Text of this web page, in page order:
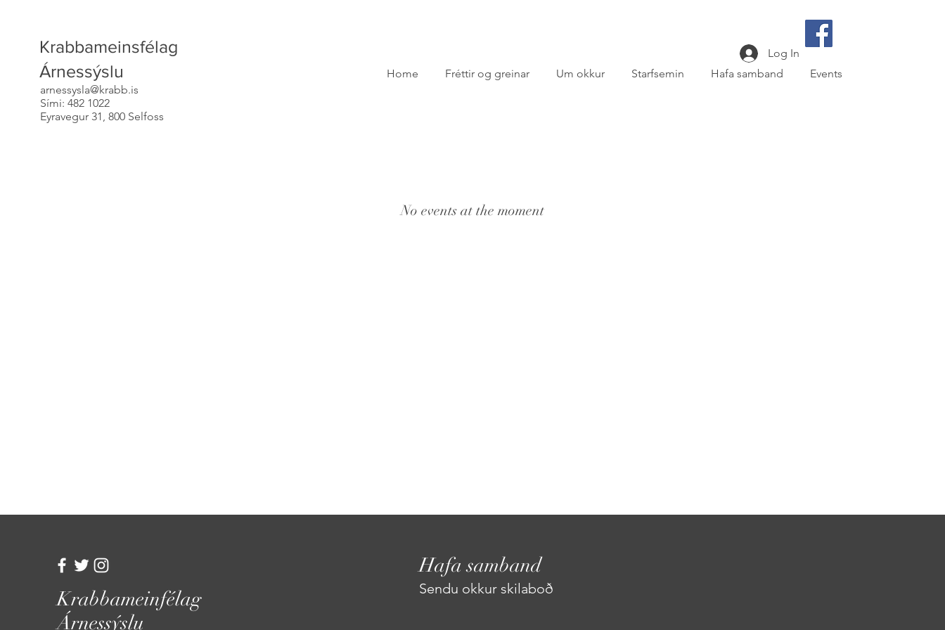
Krabbameinsfélag
Árnessýslu
arnessysla@krabb.is
Sími: 482 1022
Eyravegur 31, 800 Selfoss
Home Fréttir og greinar Um okkur Starfsemin Hafa samband Events
Log In
No events at the moment
Krabbameinfélag
Árnessýslu
Hafa samband
Sendu okkur skilaboð